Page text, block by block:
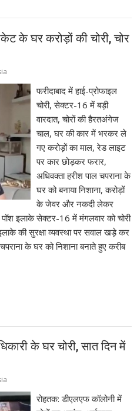
के घर करोड़ों की चोरी, चोर
फरीदाबाद में हाई-प्रोफाइल
चोरी, सेक्टर-16 में बड़ी
वारदात, चोरों की हैरतअंगेज
चाल, घर की कार में भरकर ले
गए करोड़ों का माल, रेड लाइट
पर कार छोड़कर फरार,
अधिवक्ता हरीश पाल चपराना के
घर को बनाया निशाना, करोड़ों
के जेवर और नकदी लेकर
इलाके सेक्टर-16 में मंगलवार को चोरी
की सुरक्षा व्यवस्था पर सवाल खड़े कर
के घर को निशाना बनाते हुए करीब
के घर चोरी, सात दिन में
रोहतक: डीएलएफ कॉलोनी में